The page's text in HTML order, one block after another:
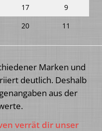
17
9
20 11
Marken und
deutlich. Deshalb
aus der
verrät dir unser